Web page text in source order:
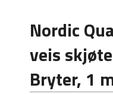
Nordic
veis
Bryter, 1